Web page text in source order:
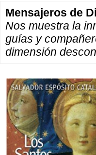
Mensajeros de
Nos muestra la
guías y
dimensión